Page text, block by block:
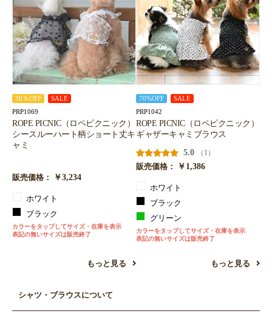
30％OFF SALE
PRP1069
ROPE PICNIC（ロペピクニック）
シースルーハート柄ショート丈キ
ャミ
販売価格： ￥3,234
ホワイト
ブラック
カラーをタップしてサイズ・在庫を表示
表記の無いサイズは販売終了
もっと見る
70%OFF SALE
PRP1042
ROPE PICNIC（ロペピクニック）
ギャザーキャミブラウス
5.0
（1）
販売価格：
￥1,386
ホワイト
ブラック
グリーン
カラーをタップしてサイズ・在庫を表示
表記の無いサイズは販売終了
もっと見る
シャツ・ブラウスについて